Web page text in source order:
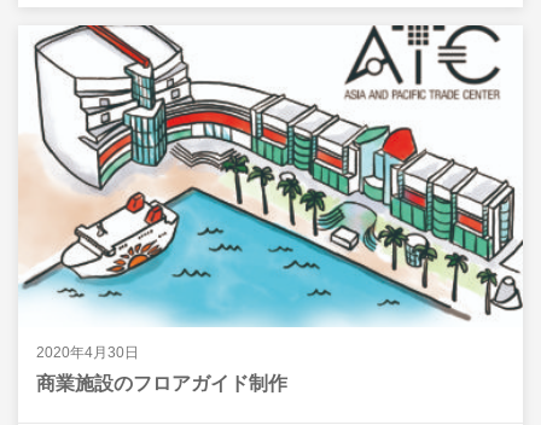
2020年4月30日
商業施設のフロアガイド制作